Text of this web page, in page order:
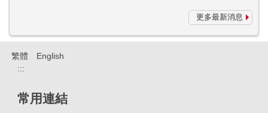
更多最新消息
繁體
English
:::
常用連結